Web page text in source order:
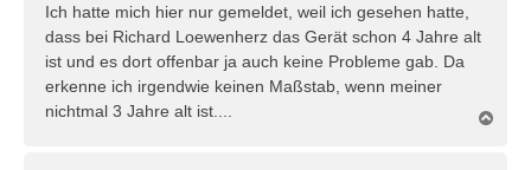
Ich hatte mich hier nur gemeldet, weil ich gesehen hatte,
dass bei Richard Loewenherz das Gerät schon 4 Jahre alt
ist und es dort offenbar ja auch keine Probleme gab. Da
erkenne ich irgendwie keinen Maßstab, wenn meiner
nichtmal 3 Jahre alt ist....